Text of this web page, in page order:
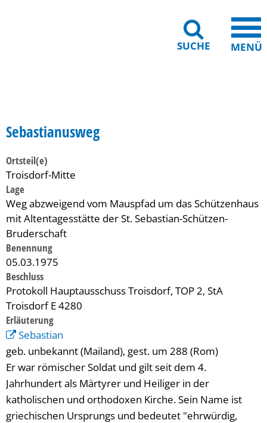
SUCHE MENÜ
Sebastianusweg
Ortsteil(e)
Troisdorf-Mitte
Lage
Weg abzweigend vom Mauspfad um das Schützenhaus
mit Altentagesstätte der St. Sebastian-Schützen-
Bruderschaft
Benennung
05.03.1975
Beschluss
Protokoll Hauptausschuss Troisdorf, TOP 2, StA
Troisdorf E 4280
Erläuterung
Sebastian
geb. unbekannt (Mailand), gest. um 288 (Rom)
Er war römischer Soldat und gilt seit dem 4.
Jahrhundert als Märtyrer und Heiliger in der
katholischen und orthodoxen Kirche. Sein Name ist
griechischen Ursprungs und bedeutet "ehrwürdig,